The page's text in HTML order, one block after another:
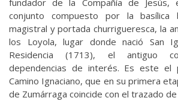
fundador de la Compañía de Jesús,
conjunto compuesto por la basílica
magistral y portada churrigueresca, la
los Loyola, lugar donde nació San
Residencia (1713), el antiguo
dependencias de interés. Es este el
Camino Ignaciano, que en su primera
de Zumárraga coincide con el trazado